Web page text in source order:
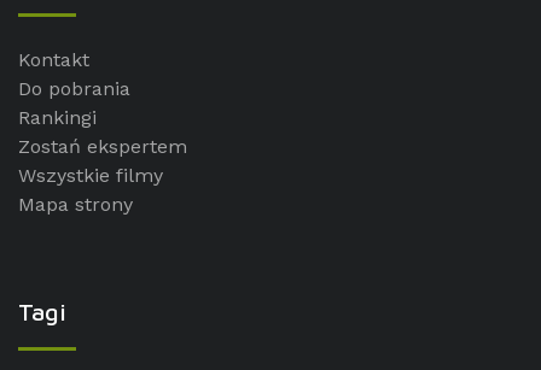
Kontakt
Do pobrania
Rankingi
Zostań ekspertem
Wszystkie filmy
Mapa strony
Tagi